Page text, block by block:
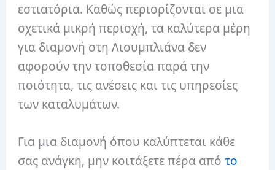
εστιατόρια. Καθώς περιορίζονται σε μια
σχετικά μικρή περιοχή, τα καλύτερα μέρη
για διαμονή στη Λιουμπλιάνα δεν
αφορούν την τοποθεσία παρά την
ποιότητα, τις ανέσεις και τις υπηρεσίες
των καταλυμάτων.
Για μια διαμονή όπου καλύπτεται κάθε
σας ανάγκη, μην κοιτάξετε πέρα ​​απότο